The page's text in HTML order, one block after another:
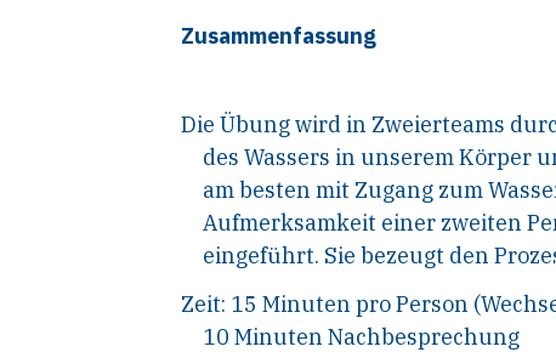
Zusammenfassung
Die Übung wird in Zweierteams
des Wassers in unserem Körper
am besten mit Zugang zum
Aufmerksamkeit einer zweiten
eingeführt. Sie bezeugt den
Zeit: 15 Minuten pro Person
10 Minuten Nachbesprechung